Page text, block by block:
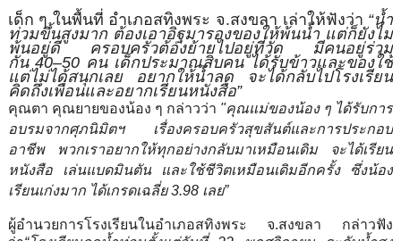
เด็ก ๆ ในพื้นที่ อำเภอสทิงพระ จ.สงขลา เล่าให้ฟังว่า “น้ำ
ท่วมขึ้นสูงมาก ต้องเอาอิฐมารองของให้พ้นน้ำ แต่ก็ยังไม่
พ้นอยู่ดี ครอบครัวต้องย้ายไปอยู่ที่วัด มีคนอยู่ร่วม
กัน 40–50 คน เด็กประมาณสิบคน ได้รับข้าวและของใช้
แต่ไม่ได้สนุกเลย อยากให้น้ำลด จะได้กลับไปโรงเรียน
คิดถึงเพื่อนและอยากเรียนหนังสือ”
คุณตา คุณยายของน้อง ๆ กล่าวว่า "คุณแม่ของน้อง ๆ ได้รับการ
อบรมจากศุภนิมิตฯ เรื่องครอบครัวสุขสันต์และการประกอบ
อาชีพ พวกเราอยากให้ทุกอย่างกลับมาเหมือนเดิม จะได้เรียน
หนังสือ เล่นแบดมินตัน และใช้ชีวิตเหมือนเดิมอีกครั้ง ซึ่งน้อง
เรียนเก่งมาก ได้เกรดเฉลี่ย3.98 เลย”
ผู้อำนวยการโรงเรียนในอำเภอสทิงพระ จ.สงขลา กล่าวฟัง